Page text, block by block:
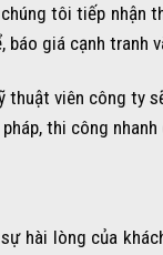
tôi tiếp nhận
giá cạnh tranh
viên công ty
thi công
hài lòng của